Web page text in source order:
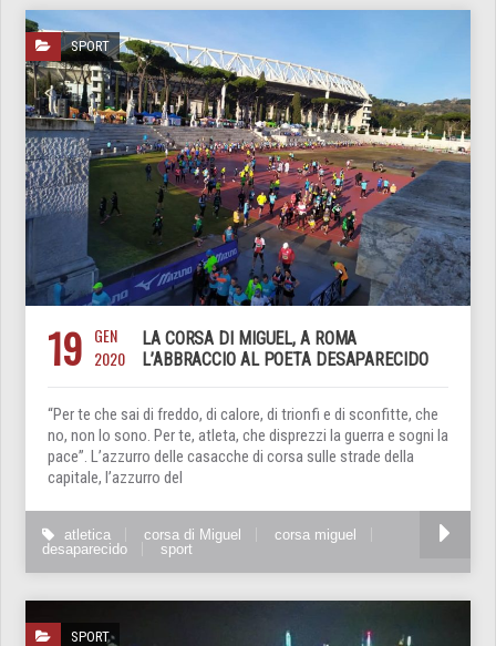
SPORT
19 GEN
2020
LA CORSA DI MIGUEL, A ROMA
L’ABBRACCIO AL POETA DESAPARECIDO
“Per te che sai di freddo, di calore, di trionfi e di sconfitte, che
no, non lo sono. Per te, atleta, che disprezzi la guerra e sogni la
pace”. L’azzurro delle casacche di corsa sulle strade della
capitale, l’azzurro del
atletica corsa di Miguel
corsa miguel
desaparecido
sport
SPORT